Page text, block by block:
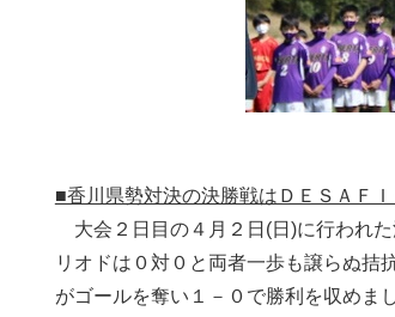
■香川県勢対決の決勝戦はＤＥＳＡＦＩ
大会２日目の４月２日(日)に行われ
リオドは０対０と両者一歩も譲らぬ拮
がゴールを奪い１－０で勝利を収めま
Japanese